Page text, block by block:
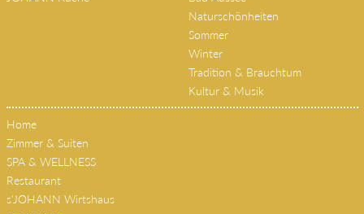
Bad Aussee
Naturschönheiten
Sommer
Winter
Tradition & Brauchtum
Home
Zimmer & Suiten
SPA & WELLNESS
Restaurant